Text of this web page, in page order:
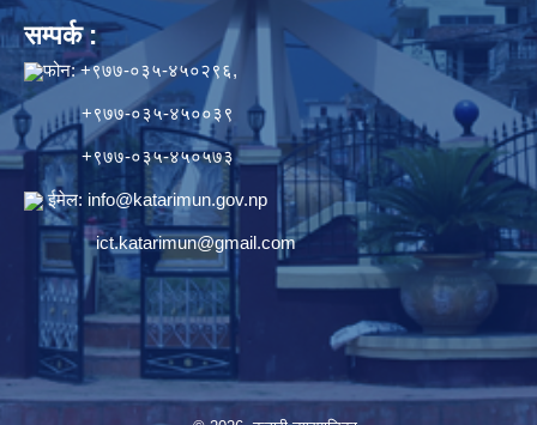
सम्पर्क :
फोन: +९७७-०३५-४५०२९६,
+९७७-०३५-४५००३९
+९७७-०३५-४५०५७३
ईमेल: info@katarimun.gov.np
ict.katarimun@gmail.com